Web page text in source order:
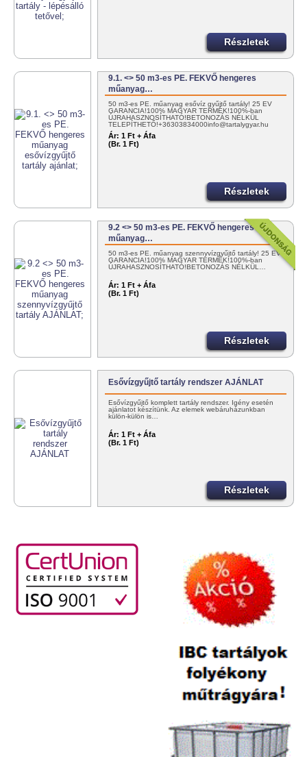
Részletek
9.1. <> 50 m3-es PE. FEKVŐ hengeres
műanyag…
50 m3-es PE. műanyag esővíz gyűjtő tartály! 25 ÉV
GARANCIA!100% MAGYAR TERMÉK!100%-ban
ÚJRAHASZNOSÍTHATÓ!BETONOZÁS NÉLKÜL
TELEPÍTHETŐ!+36303834000info@tartalygyar.hu
Ár: 1 Ft + Áfa
(Br. 1 Ft)
Részletek
9.2 <> 50 m3-es PE. FEKVŐ hengeres
műanyag…
50 m3-es PE. műanyag szennyvízgyűjtő tartály! 25 ÉV
GARANCIA!100% MAGYAR TERMÉK!100%-ban
ÚJRAHASZNOSÍTHATÓ!BETONOZÁS NÉLKÜL…
Ár: 1 Ft + Áfa
(Br. 1 Ft)
Részletek
Esővízgyűjtő tartály rendszer AJÁNLAT
Esővízgyűjtő komplett tartály rendszer. Igény esetén
ajánlatot készítünk. Az elemek webáruházunkban
külön-külön is…
Ár: 1 Ft + Áfa
(Br. 1 Ft)
Részletek